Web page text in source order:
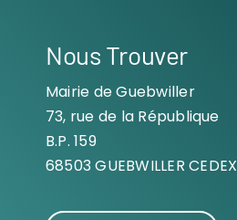
Nous Trouver
Mairie de Guebwiller
73, rue de la République
B.P. 159
68503 GUEBWILLER CEDEX